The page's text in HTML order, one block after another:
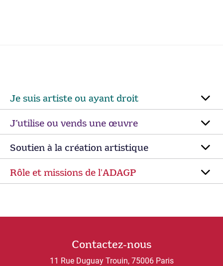
Je suis artiste ou ayant droit
J’utilise ou vends une œuvre
Soutien à la création artistique
Rôle et missions de lʼADAGP
Contactez-nous
11 Rue Duguay Trouin, 75006 Paris